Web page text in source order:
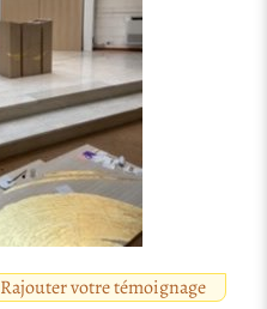
Rajouter votre témoignage